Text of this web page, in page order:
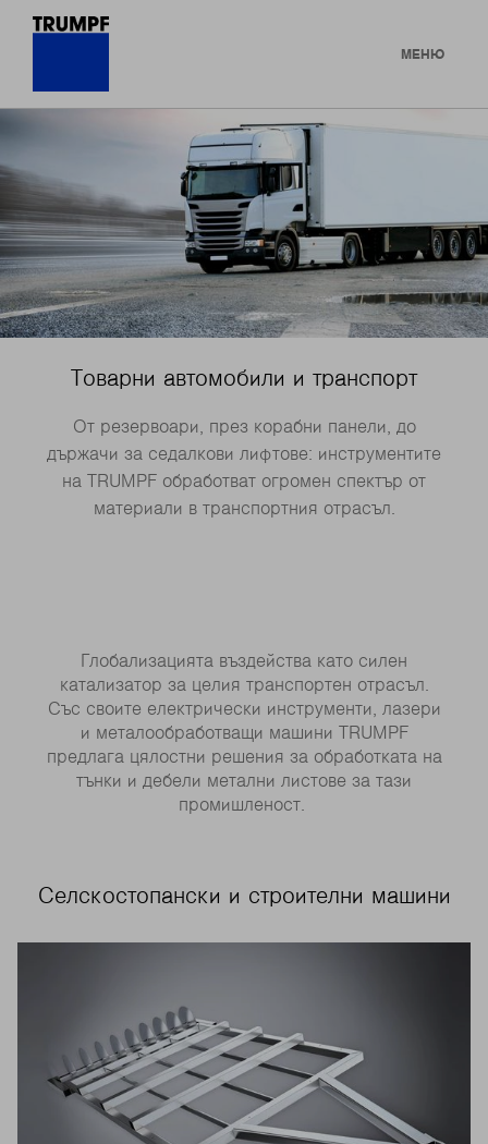
МЕНЮ
Товарни автомобили и транспорт
От резервоари, през корабни панели, до
държачи за седалкови лифтове: инструментите
на TRUMPF обработват огромен спектър от
материали в транспортния отрасъл.
Глобализацията въздейства като силен
катализатор за целия транспортен отрасъл.
Със своите електрически инструменти, лазери
и металообработващи машини TRUMPF
предлага цялостни решения за обработката на
тънки и дебели метални листове за тази
промишленост.
Селскостопански и строителни машини